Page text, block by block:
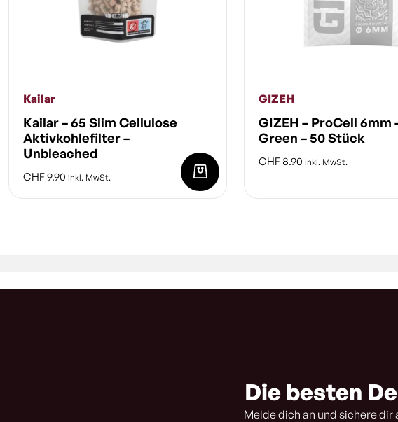
Kailar
Kailar – 65 Slim Cellulose
Aktivkohlefilter –
Unbleached
CHF9.90 inkl. MwSt.
GIZEH
GIZEH – ProCell 6mm
Green – 50 Stück
CHF 8.90 inkl. MwSt.
Die besten
Melde dich an und sichere